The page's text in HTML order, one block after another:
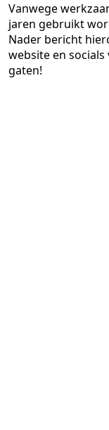
Vanwege
jaren gebruikt
Nader bericht
website en
gaten!